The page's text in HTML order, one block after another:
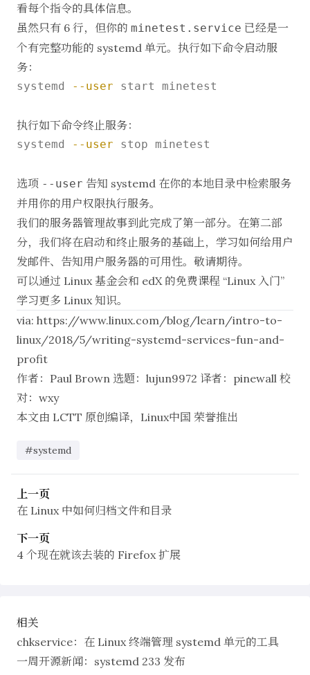
看每个指令的具体信息。
虽然只有 6 行，但你的 minetest.service 已经是一
个有完整功能的 systemd 单元。执行如下命令启动服
务：
systemd --user start minetest
执行如下命令终止服务：
systemd --user stop minetest
选项 --user 告知 systemd 在你的本地目录中检索服务
并用你的用户权限执行服务。
我们的服务器管理故事到此完成了第一部分。在第二部
分，我们将在启动和终止服务的基础上，学习如何给用户
发邮件、告知用户服务器的可用性。敬请期待。
可以通过 Linux 基金会和 edX 的免费课程 “Linux 入门”
学习更多 Linux 知识。
via: https://www.linux.com/blog/learn/intro-to-
linux/2018/5/writing-systemd-services-fun-and-
profit
作者： Paul Brown 选题： lujun9972 译者： pinewall 校
对： wxy
本文由 LCTT 原创编译， Linux中国 荣誉推出
#systemd
上一页
在 Linux 中如何归档文件和目录
下一页
4 个现在就该去装的 Firefox 扩展
相关
chkservice：在 Linux 终端管理 systemd 单元的工具
一周开源新闻：systemd 233 发布